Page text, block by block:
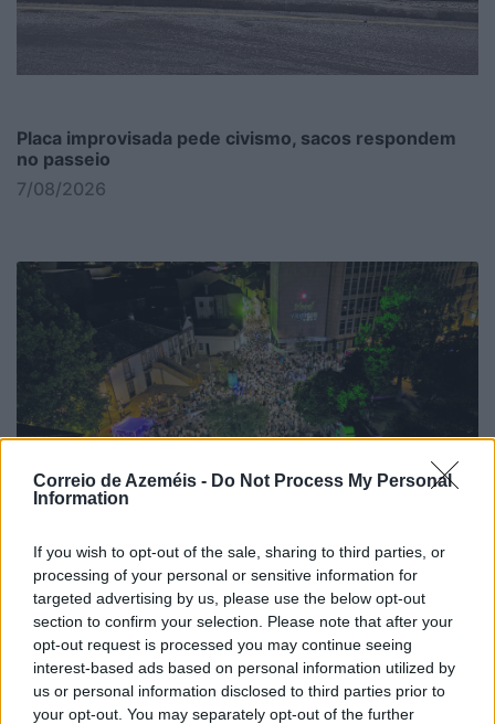
Correio de Azeméis - Do Not Process My Personal
Information
If you wish to opt-out of the sale, sharing to third parties, or
processing of your personal or sensitive information for
targeted advertising by us, please use the below opt-out
section to confirm your selection. Please note that after your
opt-out request is processed you may continue seeing
interest-based ads based on personal information utilized by
us or personal information disclosed to third parties prior to
your opt-out. You may separately opt-out of the further
Placa improvisada pede civismo, sacos respondem
no passeio
7/08/2026
Noite Branca já soma 44 mil euros
7/08/2026